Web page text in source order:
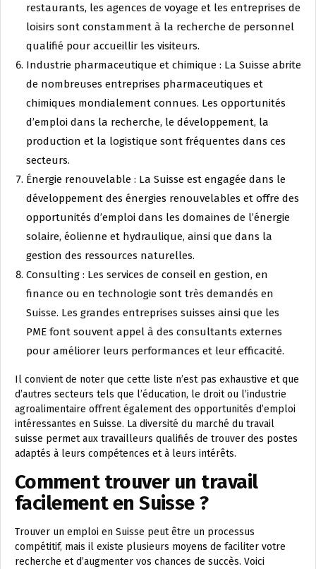
restaurants, les agences de voyage et les entreprises de
loisirs sont constamment à la recherche de personnel
qualifié pour accueillir les visiteurs.
Industrie pharmaceutique et chimique : La Suisse abrite
de nombreuses entreprises pharmaceutiques et
chimiques mondialement connues. Les opportunités
d’emploi dans la recherche, le développement, la
production et la logistique sont fréquentes dans ces
secteurs.
Énergie renouvelable : La Suisse est engagée dans le
développement des énergies renouvelables et offre des
opportunités d’emploi dans les domaines de l’énergie
solaire, éolienne et hydraulique, ainsi que dans la
gestion des ressources naturelles.
Consulting : Les services de conseil en gestion, en
finance ou en technologie sont très demandés en
Suisse. Les grandes entreprises suisses ainsi que les
PME font souvent appel à des consultants externes
pour améliorer leurs performances et leur efficacité.
Il convient de noter que cette liste n’est pas exhaustive et que
d’autres secteurs tels que l’éducation, le droit ou l’industrie
agroalimentaire offrent également des opportunités d’emploi
intéressantes en Suisse. La diversité du marché du travail
suisse permet aux travailleurs qualifiés de trouver des postes
adaptés à leurs compétences et à leurs intérêts.
Comment trouver un travail
facilement en Suisse ?
Trouver un emploi en Suisse peut être un processus
compétitif, mais il existe plusieurs moyens de faciliter votre
recherche et d’augmenter vos chances de succès. Voici